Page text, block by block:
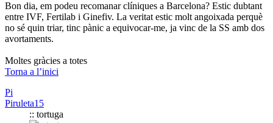
Bon dia, em podeu recomanar clíniques a Barcelona? Estic dubtant
entre IVF, Fertilab i Ginefiv. La veritat estic molt angoixada perquè
no sé quin triar, tinc pànic a equivocar-me, ja vinc de la SS amb dos
avortaments.
Moltes gràcies a totes
Torna a l’inici
Pi
Piruleta15
:: tortuga